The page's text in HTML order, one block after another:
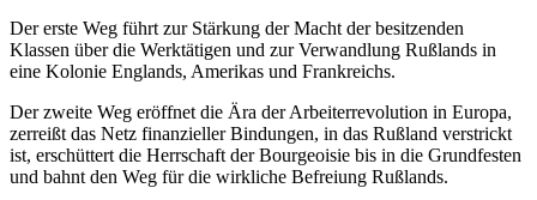
Der erste Weg führt zur Stärkung der Macht der besitzenden
Klassen über die Werktätigen und zur Verwandlung Rußlands in
eine Kolonie Englands, Amerikas und Frankreichs.
Der zweite Weg eröffnet die Ära der Arbeiterrevolution in Europa,
zerreißt das Netz finanzieller Bindungen, in das Rußland verstrickt
ist, erschüttert die Herrschaft der Bourgeoisie bis in die Grundfesten
und bahnt den Weg für die wirkliche Befreiung Rußlands.